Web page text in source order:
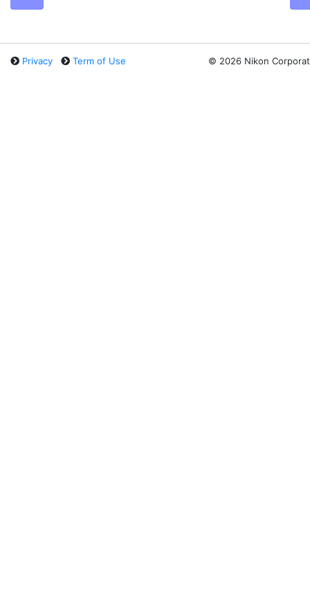
Privacy Term of Use © 2026 Nikon